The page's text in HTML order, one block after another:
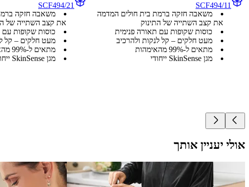
SCF494/11
משאבה חזקה ברמת בית חולים המדמה
את קצב השתייה של התינוק
כוסות שקופות עם תאורה פנימית
מעט חלקים – קל לנקות ולהרכיב
מתאים ל-99% מהאימהות
מגן SkinSense ייחודי
SCF494/21
משאבה חזקה
את קצב השתייה של
כוסות שקופות עם
מעט חלקים – קל
מתאים ל-99% מהאימהות
מגן SkinSense ייחודי
אולי יעניין אותך